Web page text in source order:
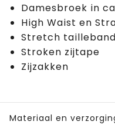
Damesbroek in
High Waist en
Stretch
Stroken zijtape
Zijzakken
Materiaal en